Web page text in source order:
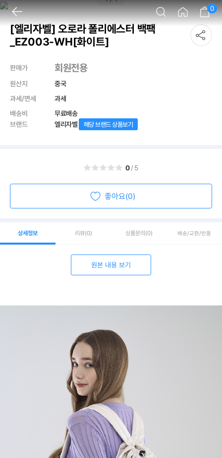
0
[엘리자벨] 오로라 폴리에스터 백팩
_EZ003-WH[화이트]
판매가 회원전용
원산지
중국
과세/면세
과세
배송비
무료배송
브랜드
엘리자벨 해당 브랜드 상품보기
0/5
좋아요(0)
상세정보 리뷰(0) 상품문의 (0) 배송/교환/반품
원본 내용 보기